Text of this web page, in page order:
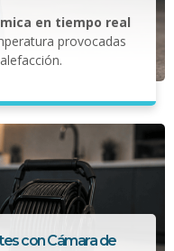
en tiempo real
provocadas
con Cámara de